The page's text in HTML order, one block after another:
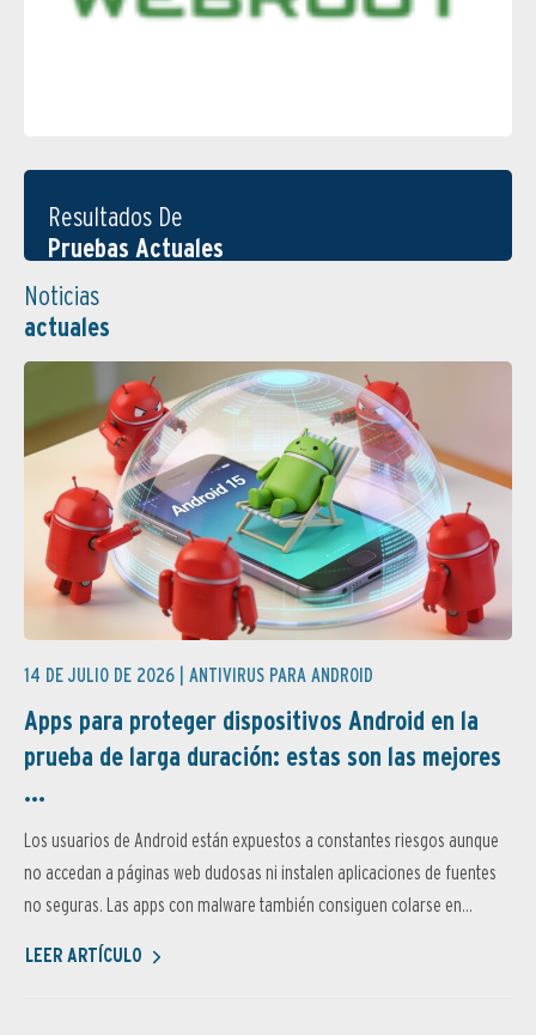
Resultados De
Pruebas Actuales
Noticias
actuales
14 DE JULIO DE 2026 | ANTIVIRUS PARA ANDROID
Apps para proteger dispositivos Android en la
prueba de larga duración: estas son las mejores
...
Los usuarios de Android están expuestos a constantes riesgos aunque
no accedan a páginas web dudosas ni instalen aplicaciones de fuentes
no seguras. Las apps con malware también consiguen colarse en...
LEER ARTÍCULO